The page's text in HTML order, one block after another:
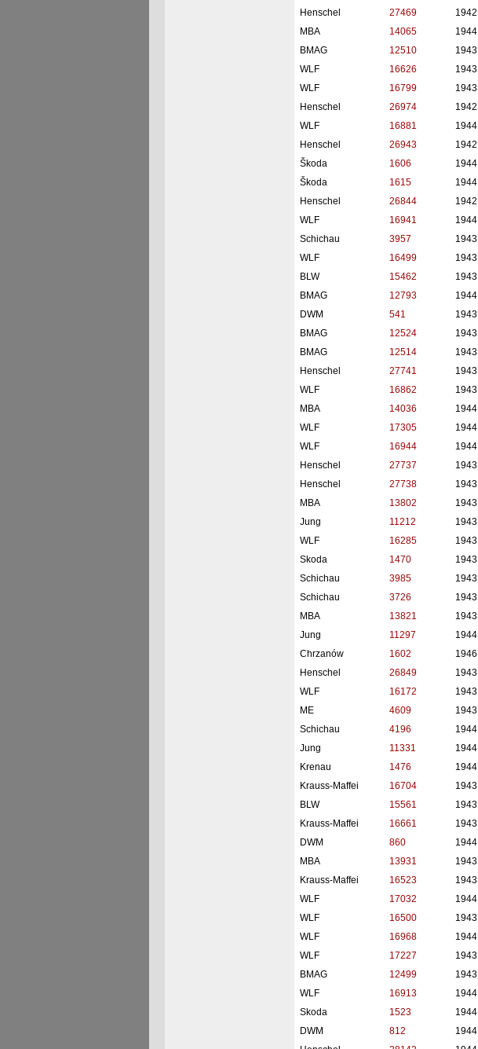
Henschel
27469 1942
MBA
14065 1944
BMAG
12510 1943
WLF
16626 1943
WLF
16799 1943
Henschel
26974 1942
WLF
16881 1944
Henschel
26943 1942
Škoda
1606 1944
Škoda
1615 1944
Henschel
26844 1942
WLF
16941 1944
Schichau
3957 1943
WLF
16499 1943
BLW
15462 1943
BMAG
12793 1944
DWM
541 1943
BMAG
12524 1943
BMAG
12514 1943
Henschel
27741 1943
WLF
16862 1943
MBA
14036 1944
WLF
17305 1944
WLF
16944 1944
Henschel
27737 1943
Henschel
27738 1943
MBA
13802 1943
Jung
11212 1943
WLF
16285 1943
Skoda
1470 1943
Schichau
3985 1943
Schichau
3726 1943
MBA
13821 1943
Jung
11297 1944
Chrzanów
1602 1946
Henschel
26849 1943
WLF
16172 1943
ME
4609 1943
Schichau
4196 1944
Jung
11331 1944
Krenau
1476 1944
Krauss-Maffei
16704 1943
BLW
15561 1943
Krauss-Maffei
16661 1943
DWM
860 1944
MBA
13931 1943
Krauss-Maffei
16523 1943
WLF
17032 1944
WLF
16500 1943
WLF
16968 1944
WLF
17227 1943
BMAG
12499 1943
WLF
16913 1944
Skoda
1523 1944
DWM
812 1944